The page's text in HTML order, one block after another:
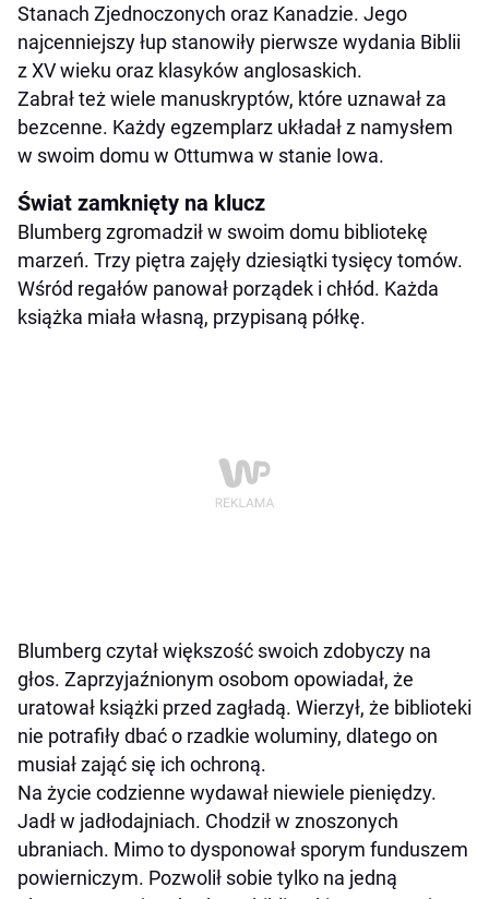
Stanach Zjednoczonych oraz Kanadzie. Jego
najcenniejszy łup stanowiły pierwsze wydania Biblii
z XV wieku oraz klasyków anglosaskich.
Zabrał też wiele manuskryptów, które uznawał za
bezcenne. Każdy egzemplarz układał z namysłem
w swoim domu w Ottumwa w stanie Iowa.
Świat zamknięty na klucz
Blumberg zgromadził w swoim domu bibliotekę
marzeń. Trzy piętra zajęły dziesiątki tysięcy tomów.
Wśród regałów panował porządek i chłód. Każda
książka miała własną, przypisaną półkę.
Blumberg czytał większość swoich zdobyczy na
głos. Zaprzyjaźnionym osobom opowiadał, że
uratował książki przed zagładą. Wierzył, że biblioteki
nie potrafiły dbać o rzadkie woluminy, dlatego on
musiał zająć się ich ochroną.
Na życie codzienne wydawał niewiele pieniędzy.
Jadł w jadłodajniach. Chodził w znoszonych
ubraniach. Mimo to dysponował sporym funduszem
powierniczym. Pozwolił sobie tylko na jedną